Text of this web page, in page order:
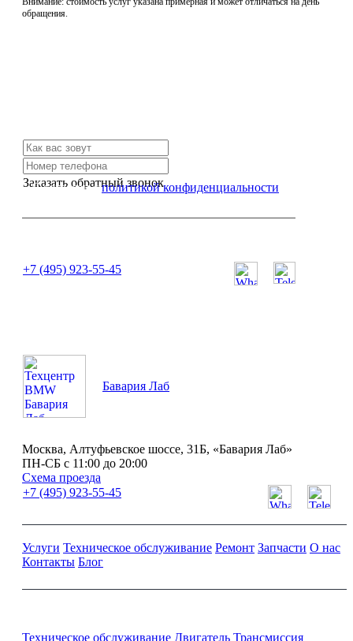
обращения.
Заказать обратный звонок
Я согласен сполитикой конфиденциальности
+7 (495) 923-55-45
Бавария Лаб
Москва, Алтуфьевское шоссе, 31Б, «Бавария Лаб»
ПН-СБ с 11:00 до 20:00
Схема проезда
+7 (495) 923-55-45
Услуги Техническое обслуживание Ремонт Запчасти О нас
Контакты Блог
Техническое обслуживание Двигатель Трансмиссия